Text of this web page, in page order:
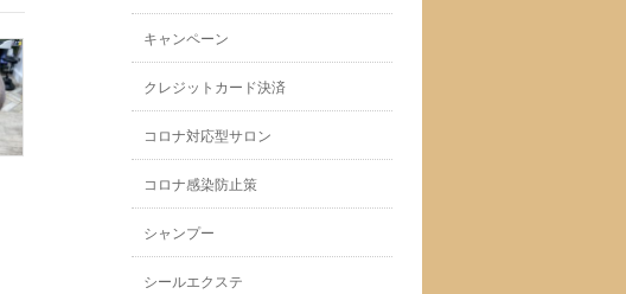
キャンペーン
クレジットカード決済
コロナ対応型サロン
コロナ感染防止策
シャンプー
シールエクステ